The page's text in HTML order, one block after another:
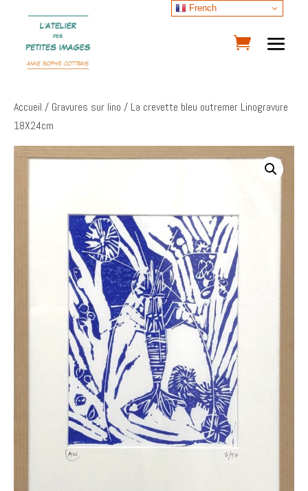
Accueil / Gravures sur lino / La crevette bleu outremer Linogravure
18X24cm
French